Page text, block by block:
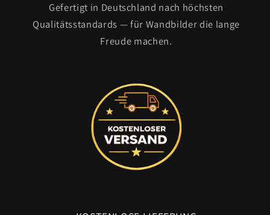
Gefertigt in Deutschland nach höchsten
Qualitätsstandards — für Wandbilder die lange
Freude machen.